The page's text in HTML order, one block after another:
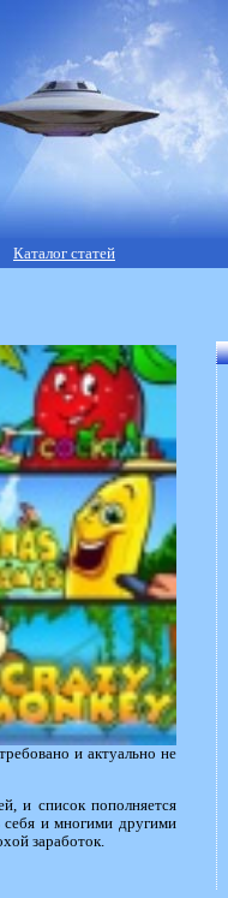
Каталог статей
и актуально не
и список пополняется
и многими другими
заработок.